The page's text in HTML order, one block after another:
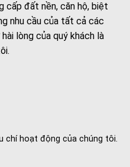
cấp đất nền, căn hộ, biệt
nhu cầu của tất cả các
lòng của quý khách là
chí hoạt động của chúng tôi.